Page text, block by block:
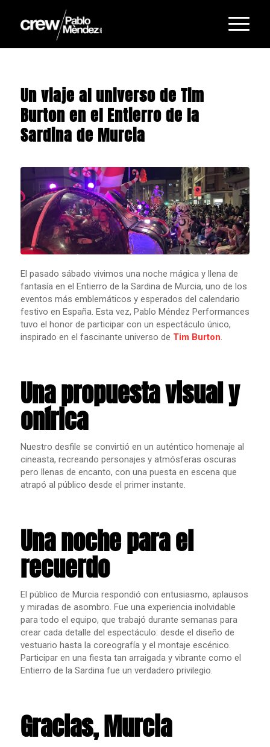
Un viaje al universo de Tim
Burton en el Entierro de la
Sardina de Murcia
El pasado sábado vivimos una noche mágica y llena de
fantasía en el Entierro de la Sardina de Murcia, uno de los
eventos más emblemáticos y esperados del calendario
festivo en España. Esta vez, Pablo Méndez Performances
tuvo el honor de participar con un espectáculo único,
inspirado en el fascinante universo de Tim Burton.
Una propuesta visual y
onírica
Nuestro desfile se convirtió en un auténtico homenaje al
cineasta, recreando personajes y atmósferas oscuras
pero llenas de encanto, con una puesta en escena que
atrapó al público desde el primer instante.
Una noche para el
recuerdo
El público de Murcia respondió con entusiasmo, aplausos
y miradas de asombro. Fue una experiencia inolvidable
para todo el equipo, que trabajó durante semanas para
crear cada detalle del espectáculo: desde el diseño de
vestuario hasta la coreografía y el montaje escénico.
Participar en una fiesta tan arraigada y vibrante como el
Entierro de la Sardina fue un verdadero privilegio.
Gracias, Murcia